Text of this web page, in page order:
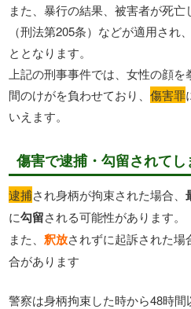
また、暴行の結果、被害者が死亡
（刑法第205条）などが適用され
ととなります。
上記の刑事事件では、女性の顔
間のけがを負わせており、傷害罪
いえます。
傷害で逮捕・勾留されてし
逮捕され身柄が拘束された場合、
に勾留される可能性があります。
また、釈放されずに起訴された
合があります
警察は身柄拘束した時から48時間